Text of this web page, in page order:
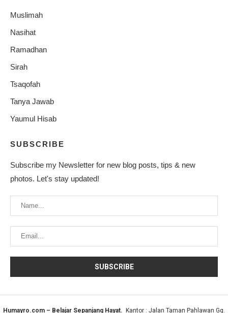
Muslimah
Nasihat
Ramadhan
Sirah
Tsaqofah
Tanya Jawab
Yaumul Hisab
SUBSCRIBE
Subscribe my Newsletter for new blog posts, tips & new
photos. Let's stay updated!
Humayro.com – Belajar Sepanjang Hayat. Kantor : Jalan Taman Pahlawan Gg.